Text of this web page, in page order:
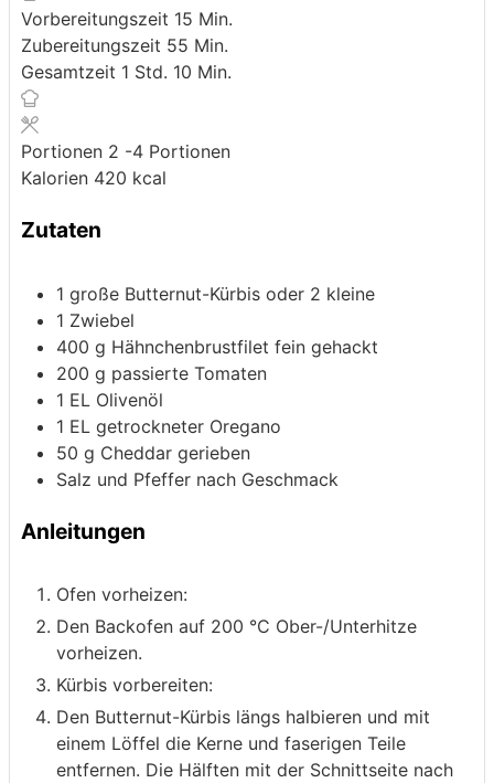
Vorbereitungszeit 15 Minuten
Min.
Zubereitungszeit 55 Minuten
Min.
Gesamtzeit 1 Stunde
Std. 10 Minuten
Min.
Portionen 2 -4 Portionen
Kalorien 420 kcal
Zutaten
1 große Butternut-Kürbis oder 2 kleine
1 Zwiebel
400 g Hähnchenbrustfilet fein gehackt
200 g passierte Tomaten
1 EL Olivenöl
1 EL getrockneter Oregano
50 g Cheddar gerieben
Salz und Pfeffer nach Geschmack
Anleitungen
Ofen vorheizen:
Den Backofen auf 200 °C Ober-/Unterhitze
vorheizen.
Kürbis vorbereiten:
Den Butternut-Kürbis längs halbieren und mit
einem Löffel die Kerne und faserigen Teile
entfernen. Die Hälften mit der Schnittseite nach